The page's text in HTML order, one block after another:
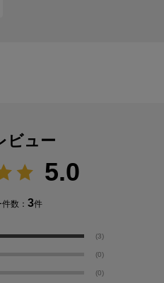
ビュー
5.0
件数：3件
(3)
(0)
(0)